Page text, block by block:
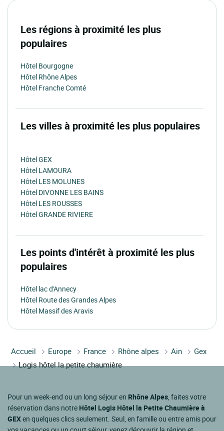
Les régions à proximité les plus
populaires
Hôtel Bourgogne
Hôtel Rhône Alpes
Hôtel Franche Comté
Les villes à proximité les plus populaires
Hôtel GEX
Hôtel LAMOURA
Hôtel LES MOLUNES
Hôtel DIVONNE LES BAINS
Hôtel LES ROUSSES
Hôtel GRANDE RIVIERE
Les points d'intérêt à proximité les plus
populaires
Hôtel lac d'Annecy
Hôtel Route des Grandes Alpes
Hôtel Massif des Aravis
Accueil Europe France Rhône alpes Ain
Gex
Logis hôtel la petite chaumière
Pour un week-end ou un long séjour en Rhône Alpes , faites votre
réservation dans notre Hôtel Logis Hôtel la Petite Chaumière à
GEXen quelques clics seulement. Seul, en famille ou entre amis pour